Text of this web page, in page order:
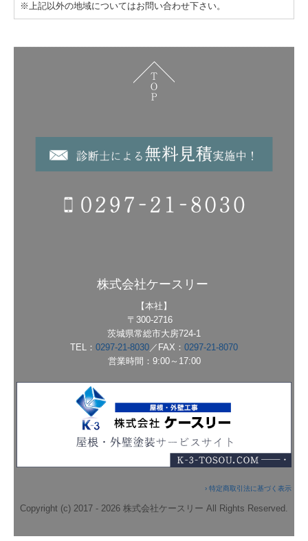
※上記以外の地域についてはお問い合わせ下さい。
株式会社ケースリー
【本社】
〒300-2716
茨城県常総市大房724-1
TEL： 0297-21-8030 ／ FAX： 0297-21-8070
営業時間：9:00～17:00
› 特定商取引法に基づく表示
Copyright (c) 2017 - 2026 株式会社ケースリー All Rights Reserved.